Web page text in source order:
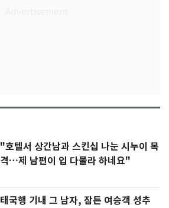
"호텔서 상간남과 스킨십 나눈 시누이 목
격…제 남편이 입 다물라 하네요"
태국행 기내 그 남자, 잠든 여승객 성추